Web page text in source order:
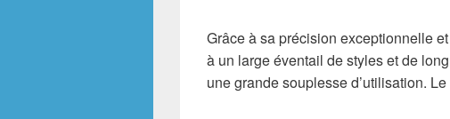
Grâce à sa précision exceptionnelle
à un large éventail de styles et de
une grande souplesse d’utilisation.